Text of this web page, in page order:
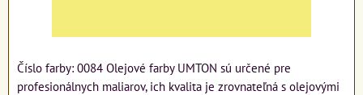
Číslo farby: 0084 Olejové farby UMTON sú určené pre
profesionálnych maliarov, ich kvalita je zrovnateľná s olejovými